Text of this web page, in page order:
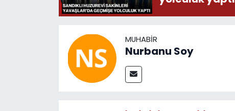
MUHABIR
Nurbanu Soy